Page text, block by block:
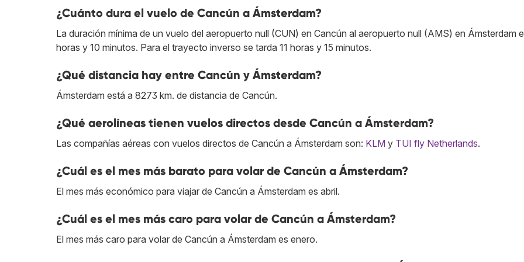
¿Cuánto dura el vuelo de Cancún a Ámsterdam?
La duración mínima de un vuelo del aeropuerto null (CUN) en Cancún al aeropuerto null (AMS) en Ámsterdam
horas y 10 minutos. Para el trayecto inverso se tarda 11 horas y 15 minutos.
¿Qué distancia hay entre Cancún y Ámsterdam?
Ámsterdam está a 8273 km. de distancia de Cancún.
¿Qué aerolíneas tienen vuelos directos desde Cancún a Ámsterdam?
Las compañías aéreas con vuelos directos de Cancún a Ámsterdam son: KLM y TUI fly Netherlands.
¿Cuál es el mes más barato para volar de Cancún a Ámsterdam?
El mes más económico para viajar de Cancún a Ámsterdam es abril.
¿Cuál es el mes más caro para volar de Cancún a Ámsterdam?
El mes más caro para volar de Cancún a Ámsterdam es enero.